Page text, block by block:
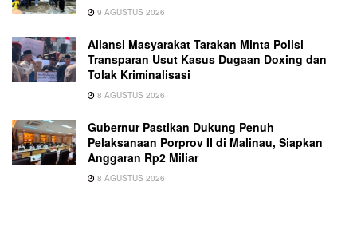
9 AGUSTUS 2026
Aliansi Masyarakat Tarakan Minta Polisi
Transparan Usut Kasus Dugaan Doxing dan
Tolak Kriminalisasi
8 AGUSTUS 2026
Gubernur Pastikan Dukung Penuh
Pelaksanaan Porprov II di Malinau, Siapkan
Anggaran Rp2 Miliar
8 AGUSTUS 2026